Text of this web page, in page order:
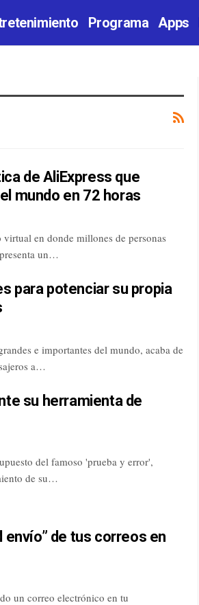
Programa Apps
de AliExpress que
mundo en 72 horas
en donde millones de personas
un…
para potenciar su propia
e importantes del mundo, acaba de
a…
su herramienta de
del famoso 'prueba y error',
de su…
envío” de tus correos en
un correo electrónico en tu